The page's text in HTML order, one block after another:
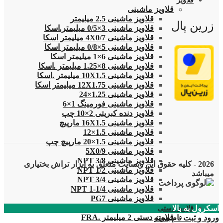
قلاویز ماشینی
قلاویز ماشینی 2.5 میلیمتر
قلاویز ماشینی 3×0/5 میلیمتر.اسکا
قلاویز ماشینی 4X0/7 میلیمتر اسکا
قلاویز ماشینی 5×0/8 میلیمتر اسکا
قلاویز ماشینی 6×1 میلیمتر اسکا
قلاویز ماشینی 8×1.25 میلیمتر .اسکا
قلاویز ماشینی 10X1.5 میلیمتر .اسکا
قلاویز ماشینی 12X1.75 میلیمتر اسکا
قلاویز ماشینی 1.25×24
قلاویز ماشینی فورمینگ 1×6
قلاویز دنده کبریتی 2×10 چپ
قلاویز ماشینی 16X1.5 مارپیچ
قلاویز ماشینی 1.5×12
قلاویز ماشینی 1.5×20 مارپیچ چپ
قلاویز ماشینی 5X0/9
قلاویز ماشینی 3/8 NPT
قلاویز ماشینی 1/2 NPT
قلاویز ماشینی 3/4 NPT
قلاویز ماشینی 1/4-1 NPT
قلاویز ماشینی PG7
قلاویز دستی
قلاویز دستی 2 میلیمتر .FRA
زرین پال
2026 - کلیه حقوق این وبسایت متعلق به ابزار تراش بختیاری
میباشد
اسکرول به بالا
ورود و ثبت نام بسته